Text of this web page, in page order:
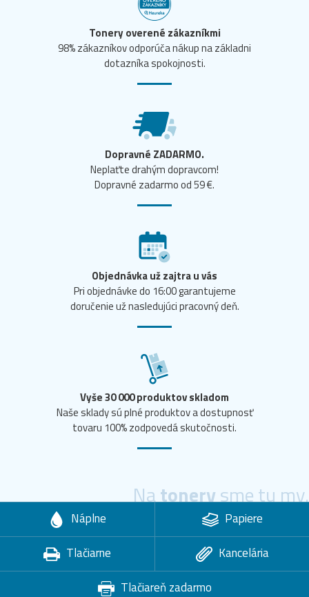
Tonery overené zákazníkmi
98% zákazníkov odporúča nákup na základni
dotazníka spokojnosti.
Dopravné ZADARMO.
Neplaťte drahým dopravcom!
Dopravné zadarmo od 59 €.
Objednávka už zajtra u vás
Pri objednávke do 16:00 garantujeme
doručenie už nasledujúci pracovný deň.
Vyše 30 000 produktov skladom
Naše sklady sú plné produktov a dostupnosť
tovaru 100% zodpovedá skutočnosti.
Natonerysme tu my.
Náplne
Papiere
Tlačiarne
Kancelária
Tlačiareň zadarmo